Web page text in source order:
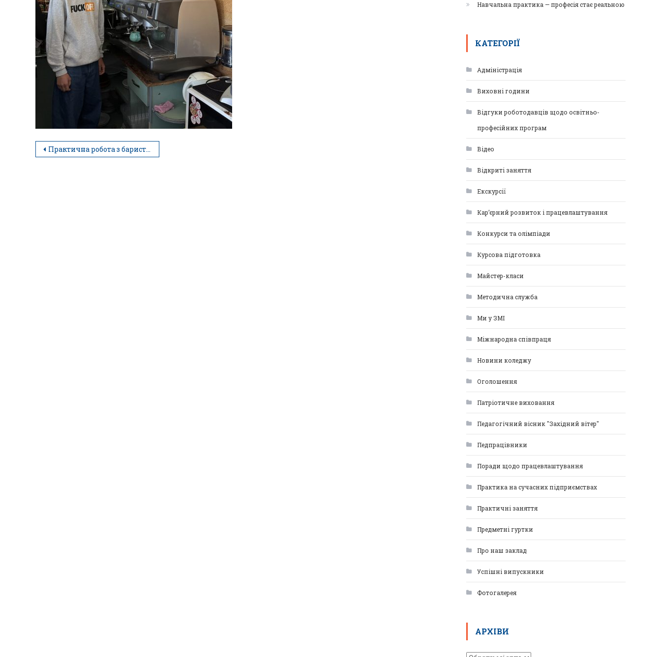
Практична робота з баристики
Навчальна практика — професія стає реальною
КАТЕГОРІЇ
Адміністрація
Виховні години
Відгуки роботодавців щодо освітньо-
професійних програм
Відео
Відкриті заняття
Екскурсії
Кар’єрний розвиток і працевлаштування
Конкурси та олімпіади
Курсова підготовка
Майстер-класи
Методична служба
Ми у ЗМІ
Міжнародна співпраця
Новини коледжу
Оголошення
Патріотичне виховання
Педагогічний вісник "Західний вітер"
Педпрацівники
Поради щодо працевлаштування
Практика на сучасних підприємствах
Практичні заняття
Предметні гуртки
Про наш заклад
Успішні випускники
Фотогалерея
АРХІВИ